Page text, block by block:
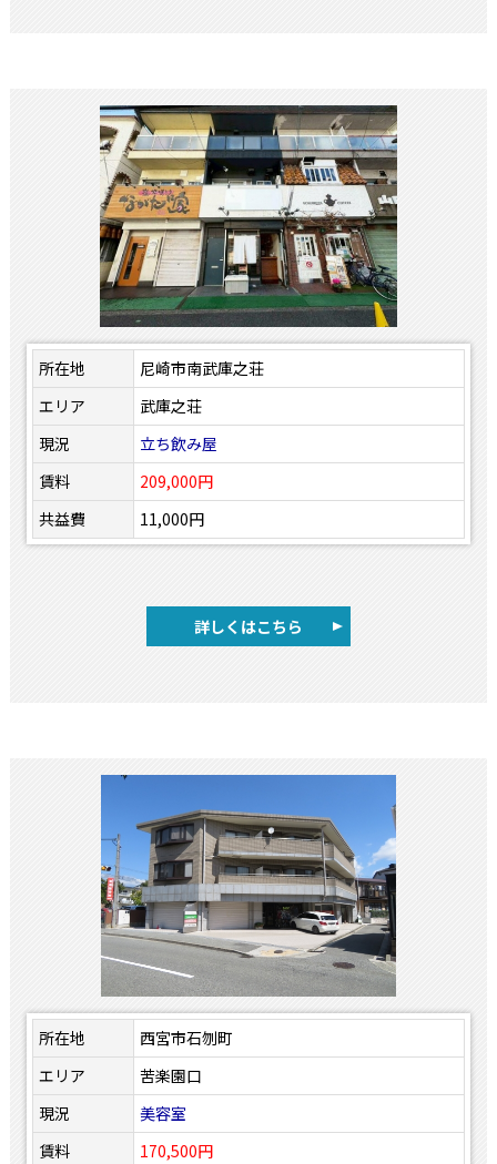
所在地
尼崎市南武庫之荘
エリア
武庫之荘
現況
立ち飲み屋
賃料
209,000円
共益費
11,000円
詳しくはこちら
所在地
西宮市石刎町
エリア
苦楽園口
現況
美容室
賃料
170,500円